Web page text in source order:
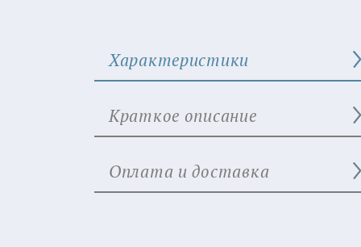
Характеристики
Краткое описание
Оплата и доставка